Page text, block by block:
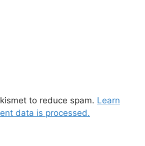
to reduce spam. Learn
data is processed.